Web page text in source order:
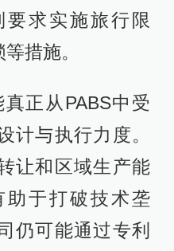
求实施旅行限
措施。
正从PABS中受
计与执行力度。
让和区域生产能
助于打破技术垄
仍可能通过专利